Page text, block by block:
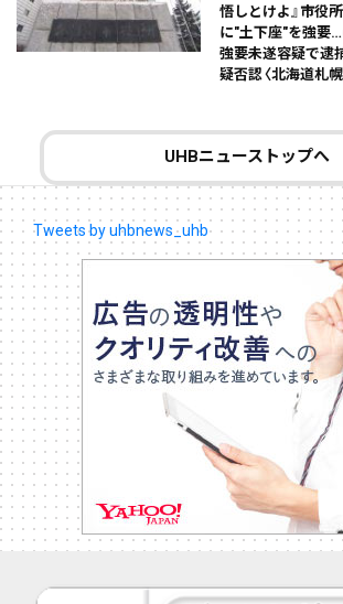
悟しとけよ』市役
に"土下座"を強要
強要未遂容疑で逮
疑否認〈北海道札幌
UHBニューストップへ
Tweets by uhbnews_uhb